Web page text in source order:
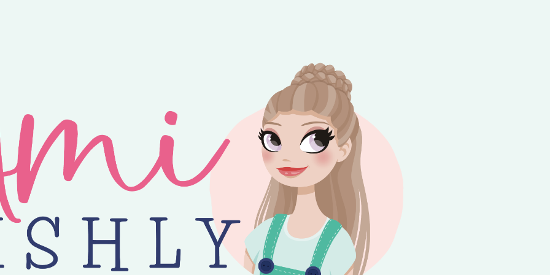
ontvang je 25% korting op alle losse Amilishly patronen bij een minimale besteding van €10,-. Geldig tot en met